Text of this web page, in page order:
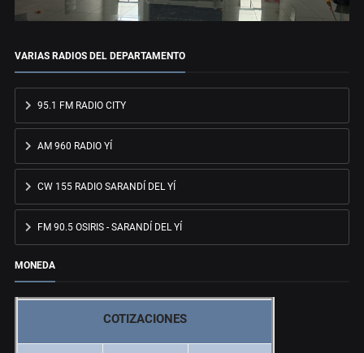
VARIAS RADIOS DEL DEPARTAMENTO
95.1 FM RADIO CITY
AM 960 RADIO YÍ
CW 155 RADIO SARANDÍ DEL YÍ
FM 90.5 OSIRIS - SARANDÍ DEL YÍ
MONEDA
COTIZACIONES